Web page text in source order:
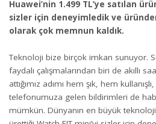
Huawei’nin 1.499 TL’ye satılan
sizler için deneyimledik ve
olarak çok memnun kaldık.
Teknoloji bize birçok imkan sunuyor.
faydalı çalışmalarından biri de akıllı
attığımız adımı hem şık, hem
telefonumuza gelen bildirimleri de
mümkün. Dünyanın en büyük